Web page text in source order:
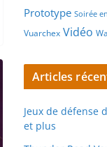
Prototype Soirée
Vuarchex Vidéo
Articles
Jeux de défense
et plus